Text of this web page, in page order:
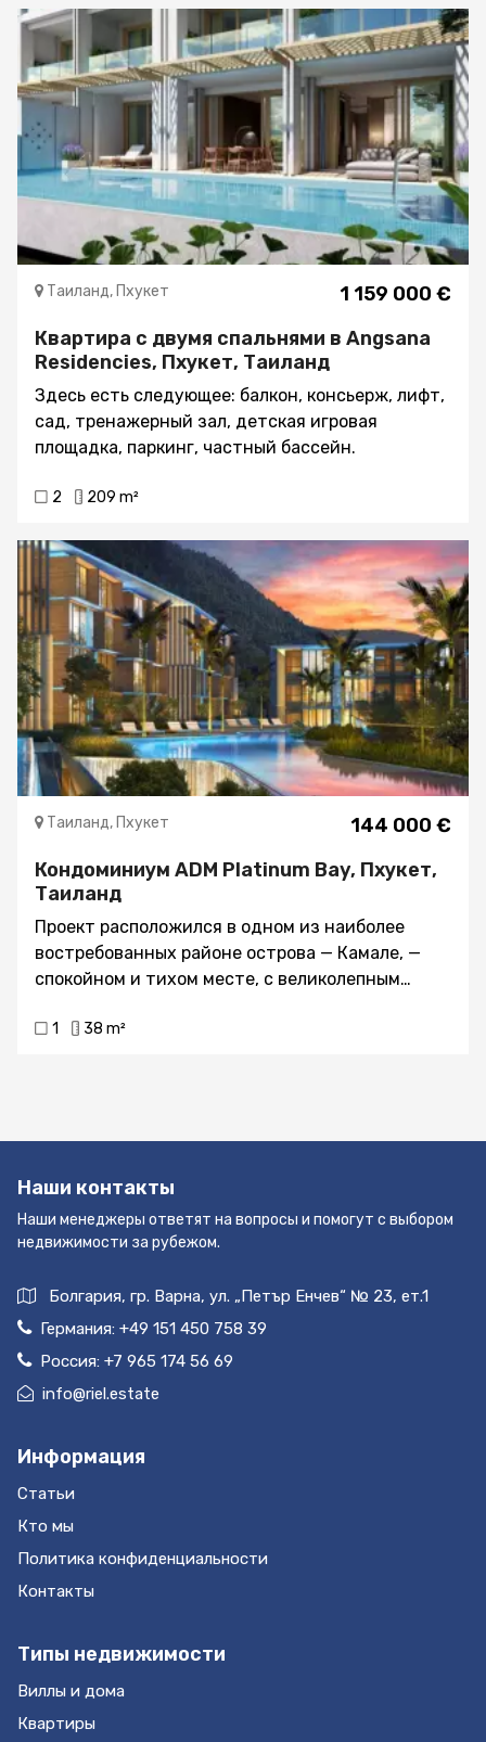
игровая площадка, паркинг, бассейн.
1 159 000 €
Таиланд, Пхукет
Квартира с двумя спальнями в Angsana
Residencies, Пхукет, Таиланд
Здесь есть следующее: балкон, консьерж, лифт,
сад, тренажерный зал, детская игровая
площадка, паркинг, частный бассейн.
2 209 m²
144 000 €
Таиланд, Пхукет
Кондоминиум ADM Platinum Bay, Пхукет,
Таиланд
Проект расположился в одном из наиболее
востребованных районе острова — Камале, —
спокойном и тихом месте, с великолепным
отдыха. Особенностью кондоминиума является
зонами отдыха. Масштаб застройки впечатляет
— 19 160 м2, а площадь помещений составит
внушительные 10 498 м2. Расположения
тропическом склоне холма, в окружении гор и
красивых пейзажей с видом на море. Проект
будет управляться Международной
гостиничной управляющей компанией
Wyndham, чтобы обеспечить максимальную
управленческие услуги мирового уровня.
Удобства: • 15 зданий • Сад с водопадом •
Частный клубный дом • Рестораны и бары •
Фитнес центр • 24/7 рецепшн • Закатный лаунж
• 24 бассейна • 24 часовая охрана и
1 38 m²
Наши контакты
Наши менеджеры ответят на вопросы и помогут с выбором
недвижимости за рубежом.
Болгария, гр. Варна, ул. „Петър Енчев“ № 23, ет.1
Германия: +49 151 450 758 39
Россия: +7 965 174 56 69
info@riel.estate
Информация
Статьи
Кто мы
Политика конфиденциальности
Контакты
Типы недвижимости
Виллы и дома
Квартиры